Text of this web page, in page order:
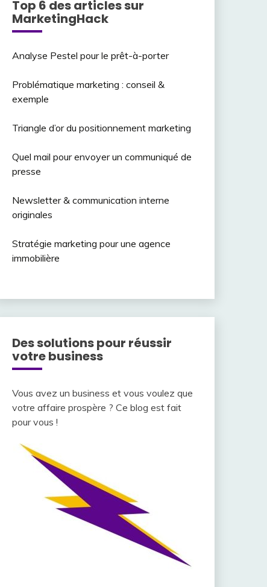
Top 6 des articles sur
MarketingHack
Analyse Pestel pour le prêt-à-porter
Problématique marketing : conseil &
exemple
Triangle d’or du positionnement marketing
Quel mail pour envoyer un communiqué de
presse
Newsletter & communication interne
originales
Stratégie marketing pour une agence
immobilière
Des solutions pour réussir
votre business
Vous avez un business et vous voulez que
votre affaire prospère ? Ce blog est fait
pour vous !